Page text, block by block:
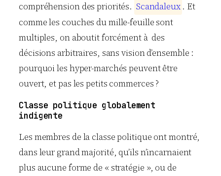
compréhension des priorités. Scandaleux . Et
comme les couches du mille-feuille sont
multiples, on aboutit forcément à des
décisions arbitraires, sans vision d’ensemble :
pourquoi les hyper-marchés peuvent être
ouvert, et pas les petits commerces ?
Classe politique globalement
indigente
Les membres de la classe politique ont montré,
dans leur grand majorité, qu’ils n’incarnaient
plus aucune forme de « stratégie », ou de